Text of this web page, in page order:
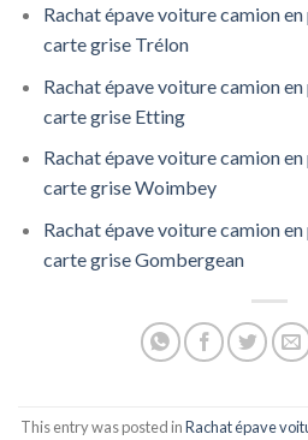
Rachat épave voiture camion
carte grise Trélon
Rachat épave voiture camion
carte grise Etting
Rachat épave voiture camion
carte grise Woimbey
Rachat épave voiture camion
carte grise Gombergean
This entry was posted inRachat épave